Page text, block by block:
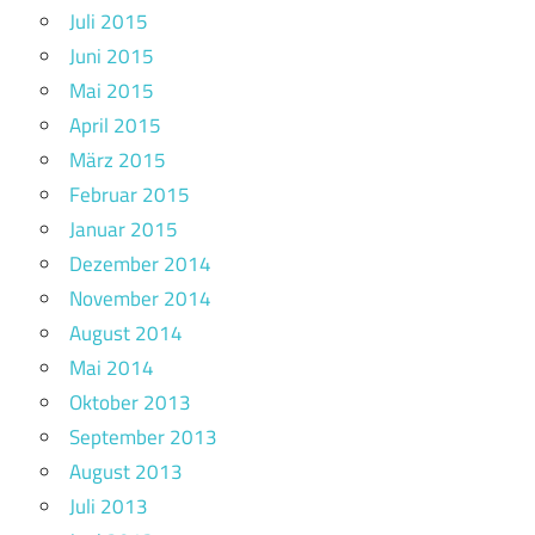
Juli 2015
Juni 2015
Mai 2015
April 2015
März 2015
Februar 2015
Januar 2015
Dezember 2014
November 2014
August 2014
Mai 2014
Oktober 2013
September 2013
August 2013
Juli 2013